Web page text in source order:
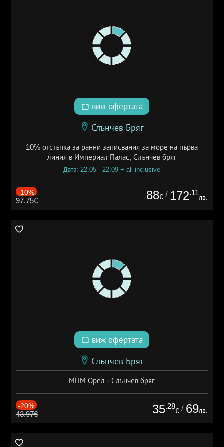
виж офертата
Слънчев Бряг
10% отстъпка за ранни записвания за море на първа
линия в Империал Палас, Слънчев бряг
Дата: 22.05 - 22.09 + all inclusive
-10%
97.75€ 88€ / 172.11
лв.
виж офертата
Слънчев Бряг
МПМ Орел - Слънчев бряг
-20%
43.97€ 35.28
€ / 69лв.